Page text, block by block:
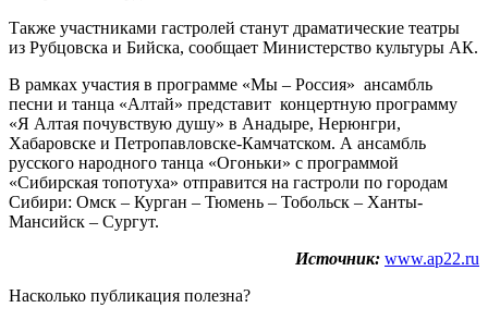
Также участниками гастролей станут драматические театры
из Рубцовска и Бийска, сообщает Министерство культуры АК.
В рамках участия в программе «Мы – Россия» ансамбль
песни и танца «Алтай» представит концертную программу
«Я Алтая почувствую душу» в Анадыре, Нерюнгри,
Хабаровске и Петропавловске-Камчатском. А ансамбль
русского народного танца «Огоньки» с программой
«Сибирская топотуха» отправится на гастроли по городам
Сибири: Омск – Курган – Тюмень – Тобольск – Ханты-
Мансийск – Сургут.
Источник: www.ap22.ru
Насколько публикация полезна?